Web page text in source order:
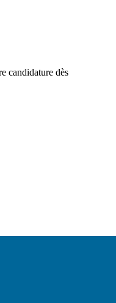
candidature dès